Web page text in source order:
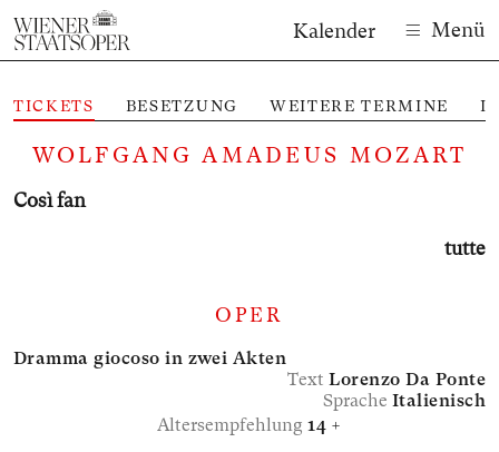
Kalender Menü
TICKETS BESETZUNG WEITERE TERMINE
WOLFGANG AMADEUS MOZART
Così fan
tutte
OPER
Dramma giocoso in zwei Akten
TextLorenzo Da Ponte
Sprache Italienisch
Altersempfehlung14 +